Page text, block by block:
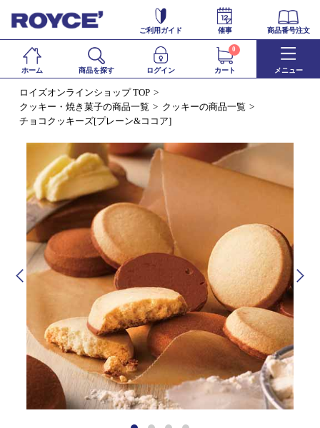
ご利用ガイド 催事 商品番号注文
ホーム 商品を探す ログイン カート
0
メニュー
ロイズオンラインショップ TOP
クッキー・焼き菓子の商品一覧
クッキーの商品一覧
チョコクッキーズ[プレーン&ココア]